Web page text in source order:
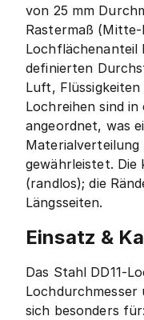
von 25 mm
Rastermaß
Lochflächenanteil
definierten
Luft,
Lochreihen sind in
angeordnet, was
gewährleistet. Die
(randlos); die
Längsseiten.
Einsatz &
Das Stahl DD11-
Lochdurchmesser
sich besonders für: